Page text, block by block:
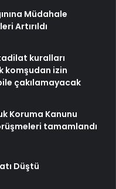
Müdahale
Artırıldı
kuralları
komşudan izin
çakılamayacak
Koruma Kanunu
tamamlandı
Düştü